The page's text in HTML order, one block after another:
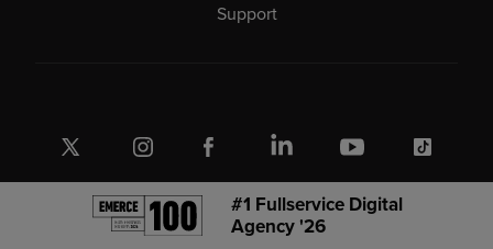
Support
#1 Fullservice Digital
Agency '26